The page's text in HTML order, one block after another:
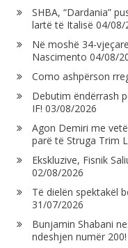
SHBA, “Dardania”
lartë të Italisë 04/08/
Në moshë 34-
Nascimento 04/08/
Como ashpërson
Debutim ëndërrash
IF! 03/08/2026
Agon Demiri me
parë të Struga Trim
Ekskluzive, Fisnik
02/08/2026
Të dielën spektakël
31/07/2026
Bunjamin Shabani
ndeshjen numër 200!